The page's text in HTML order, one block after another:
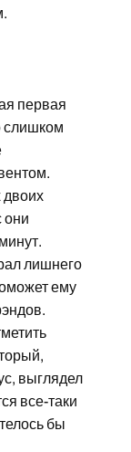
первая
слишком
двоих
они
лишнего
ему
выглядел
все-таки
бы